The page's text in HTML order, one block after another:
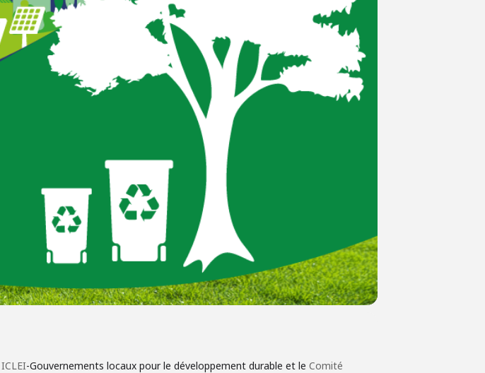
ICLEI-Gouvernements locaux pour le développement durable et le Comité